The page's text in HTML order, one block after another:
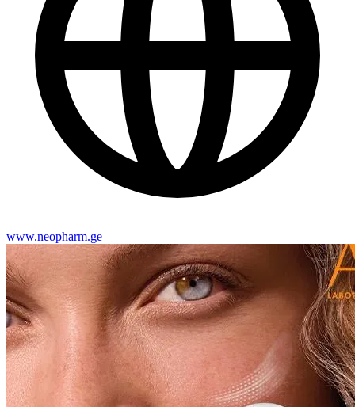
www.neopharm.ge